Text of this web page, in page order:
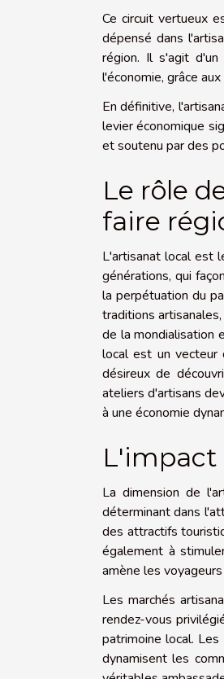
Ce circuit vertueux
dépensé dans
région. Il s'agit
l'économie, grâce
En définitive,
levier économique
et soutenu par des
Le rôle
faire
L'artisanat local est
générations, qui
la perpétuation du
traditions
de la mondialisation
local est un vecteur
désireux de
ateliers d'artisans
à une économie
L'impact
La dimension de
déterminant dans
des attractifs
également à
amène les
Les marchés
rendez-vous
patrimoine local.
dynamisent les